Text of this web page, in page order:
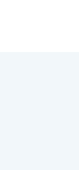
in nieuw tabblad)